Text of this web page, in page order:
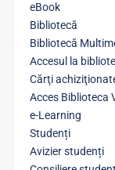
eBook
Bibliotecă
Bibliotecă
Accesul la
Cărţi
Acces Biblioteca
e-Learning
Studenți
Avizier studenți